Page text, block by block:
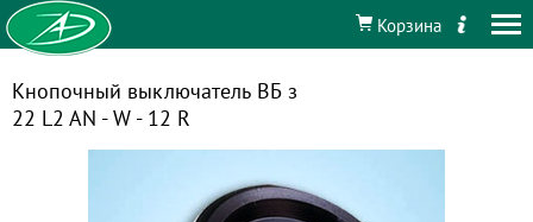
Корзина
Кнопочный выключатель ВБ з
22 L2 AN - W - 12 R